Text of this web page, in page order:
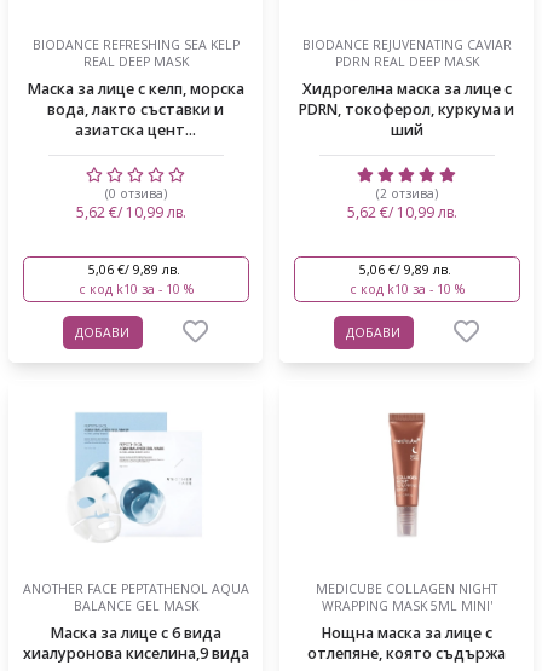
BIODANCE REFRESHING SEA KELP
REAL DEEP MASK
Маска за лице с келп, морска
вода, лакто съставки и
азиатска цент...
(0 отзива)
5,62 €/ 10,99 лв.
5,06 €/ 9,89 лв.
с код k10 за - 10 %
ДОБАВИ
BIODANCE REJUVENATING CAVIAR
PDRN REAL DEEP MASK
Хидрогелна маска за лице с
PDRN, токоферол, куркума и
ший
(2 отзива)
5,62 €/ 10,99 лв.
5,06 €/ 9,89 лв.
с код k10 за - 10 %
ДОБАВИ
ANOTHER FACE PEPTATHENOL AQUA
BALANCE GEL MASK
Маска за лице с 6 вида
хиалуронова киселина,9 вида
MEDICUBE COLLAGEN NIGHT
WRAPPING MASK 5ML MINI'
Нощна маска за лице с
отлепяне, която съдържа